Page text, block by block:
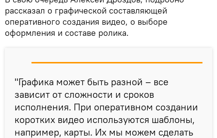
рассказал о графической составляющей
оперативного создания видео, о выборе
оформления и составе ролика.
"Графика может быть разной – все
зависит от сложности и сроков
исполнения. При оперативном создании
коротких видео используются шаблоны,
например, карты. Их мы можем сделать